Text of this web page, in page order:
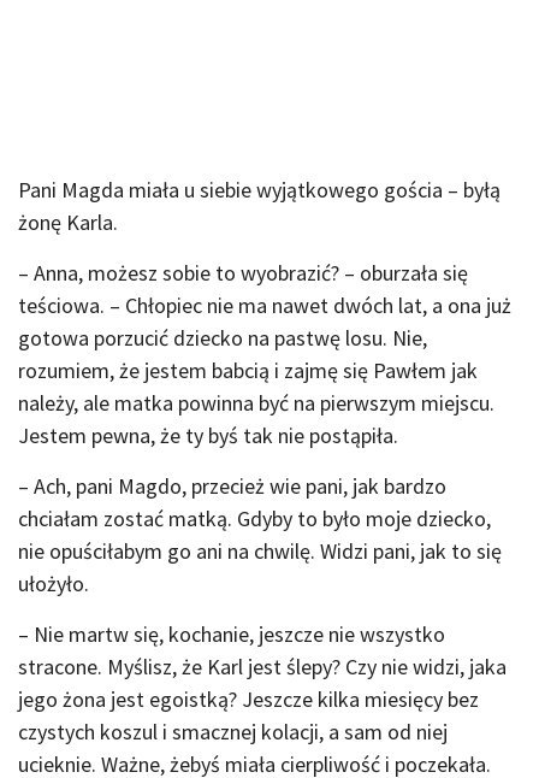
Pani Magda miała u siebie wyjątkowego gościa – byłą
żonę Karla.
– Anna, możesz sobie to wyobrazić? – oburzała się
teściowa. – Chłopiec nie ma nawet dwóch lat, a ona już
gotowa porzucić dziecko na pastwę losu. Nie,
rozumiem, że jestem babcią i zajmę się Pawłem jak
należy, ale matka powinna być na pierwszym miejscu.
Jestem pewna, że ty byś tak nie postąpiła.
– Ach, pani Magdo, przecież wie pani, jak bardzo
chciałam zostać matką. Gdyby to było moje dziecko,
nie opuściłabym go ani na chwilę. Widzi pani, jak to się
ułożyło.
– Nie martw się, kochanie, jeszcze nie wszystko
stracone. Myślisz, że Karl jest ślepy? Czy nie widzi, jaka
jego żona jest egoistką? Jeszcze kilka miesięcy bez
czystych koszul i smacznej kolacji, a sam od niej
ucieknie. Ważne, żebyś miała cierpliwość i poczekała.